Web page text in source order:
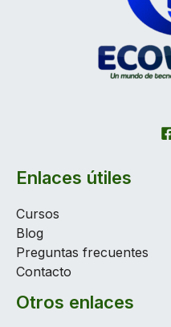
Enlaces útiles
Cursos
Blog
Preguntas frecuentes
Contacto
Otros enlaces